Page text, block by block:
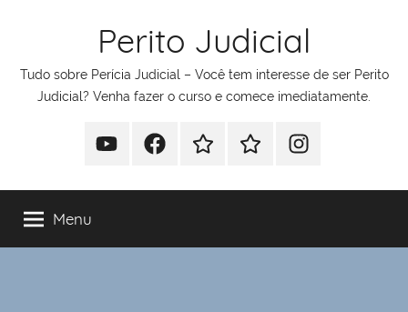
conteúdo
Perito Judicial
Tudo sobre Perícia Judicial – Você tem interesse de ser Perito
Judicial? Venha fazer o curso e comece imediatamente.
YoutubeFacebookWhatsappTelegramInstagram
Menu